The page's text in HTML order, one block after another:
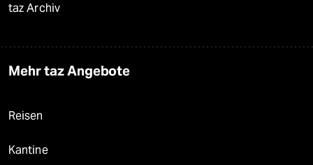
taz Archiv
Mehr taz Angebote
Reisen
Kantine